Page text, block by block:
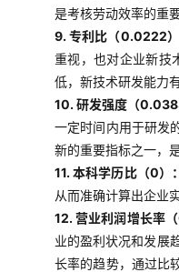
是考核劳动效率的重
9. 专利比（0.0222）
重视，也对企业新技
低，新技术研发能力
10. 研发强度（
一定时间内用于研发
新的重要指标之一，
11. 本科学历比（0）
从而准确计算出企业
12. 营业利润增长率
业的盈利状况和发展
长率的趋势，通过比